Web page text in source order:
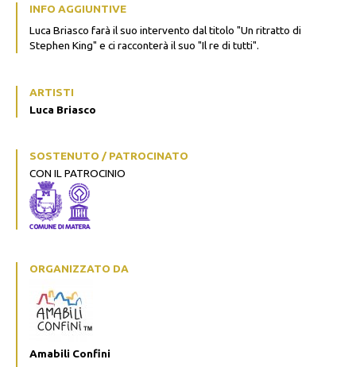
INFO AGGIUNTIVE
Luca Briasco farà il suo intervento dal titolo "Un ritratto di
Stephen King" e ci racconterà il suo "Il re di tutti".
ARTISTI
Luca Briasco
SOSTENUTO / PATROCINATO
CON IL PATROCINIO
ORGANIZZATO DA
Amabili Confini